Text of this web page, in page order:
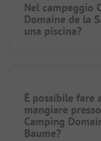
Nel campeggio
Domaine de la
una piscina?
È possibile fare
mangiare
Camping
Baume?